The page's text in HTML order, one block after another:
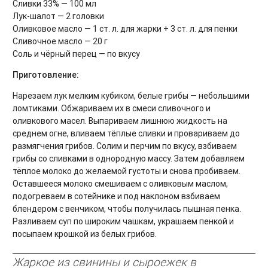
Сливки 33% — 100 мл
Лук-шалот — 2 головки
Оливковое масло — 1 ст. л. для жарки + 3 ст. л. для пенки
Сливочное масло — 20 г
Соль и чёрный перец — по вкусу
Приготовление:
Нарезаем лук мелким кубиком, белые грибы — небольшими
ломтиками. Обжариваем их в смеси сливочного и
оливкового масел. Выпариваем лишнюю жидкость на
среднем огне, вливаем тёплые сливки и провариваем до
размягчения грибов. Солим и перчим по вкусу, взбиваем
грибы со сливками в однородную массу. Затем добавляем
тёплое молоко до желаемой густоты и снова пробиваем.
Оставшееся молоко смешиваем с оливковым маслом,
подогреваем в сотейнике и под наклоном взбиваем
блендером с венчиком, чтобы получилась пышная пенка.
Разливаем суп по широким чашкам, украшаем пенкой и
посыпаем крошкой из белых грибов.
Жаркое из свинины и сыроежек в